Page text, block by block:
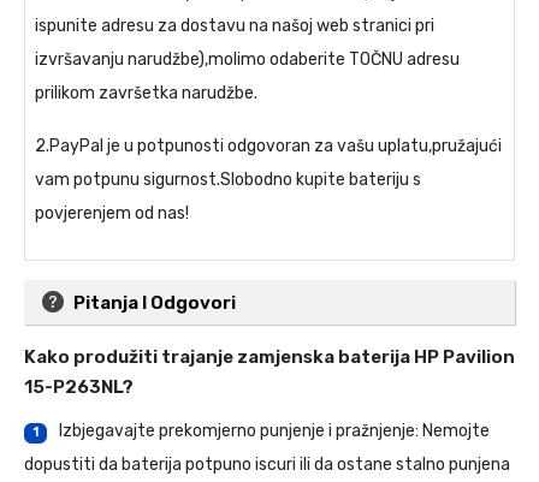
ispunite adresu za dostavu na našoj web stranici pri
izvršavanju narudžbe),molimo odaberite TOČNU adresu
prilikom završetka narudžbe.
2.PayPal je u potpunosti odgovoran za vašu uplatu,pružajući
vam potpunu sigurnost.Slobodno kupite bateriju s
povjerenjem od nas!
Pitanja I Odgovori
Kako produžiti trajanje zamjenska baterija HP Pavilion
15-P263NL?
1
Izbjegavajte prekomjerno punjenje i pražnjenje: Nemojte
dopustiti da baterija potpuno iscuri ili da ostane stalno punjena